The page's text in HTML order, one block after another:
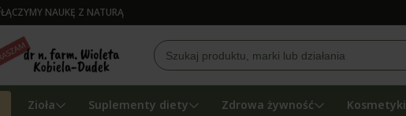
ŁĄCZYMY NAUKĘ Z NATURĄ
Zioła Suplementy diety Zdrowa żywność Kosmetyki